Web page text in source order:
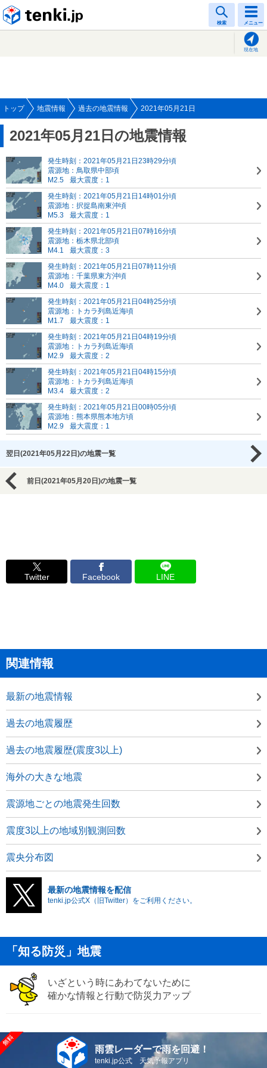
検索 メニュー
現在地
トップ 地震情報 過去の地震情報 2021年05月21日
2021年05月21日の地震情報
発生時刻：2021年05月21日23時29分頃
震源地：鳥取県中部頃
M2.5
最大震度：1
発生時刻：2021年05月21日14時01分頃
震源地：択捉島南東沖頃
M5.3
最大震度：1
発生時刻：2021年05月21日07時16分頃
震源地：栃木県北部頃
M4.1
最大震度：3
発生時刻：2021年05月21日07時11分頃
震源地：千葉県東方沖頃
M4.0
最大震度：1
発生時刻：2021年05月21日04時25分頃
震源地：トカラ列島近海頃
M1.7
最大震度：1
発生時刻：2021年05月21日04時19分頃
震源地：トカラ列島近海頃
M2.9
最大震度：2
発生時刻：2021年05月21日04時15分頃
震源地：トカラ列島近海頃
M3.4
最大震度：2
発生時刻：2021年05月21日00時05分頃
震源地：熊本県熊本地方頃
M2.9
最大震度：1
翌日(2021年05月22日)の地震一覧
前日(2021年05月20日)の地震一覧
Twitter Facebook LINE
関連情報
最新の地震情報
過去の地震履歴
過去の地震履歴(震度3以上)
海外の大きな地震
震源地ごとの地震発生回数
震度3以上の地域別観測回数
震央分布図
最新の地震情報を配信
tenki.jp公式X（旧Twitter）をご利用ください。
「知る防災」地震
いざという時にあわてないために
確かな情報と行動で防災力アップ
雨雲レーダーで雨を回避！
tenki.jp公式 天気予報アプリ